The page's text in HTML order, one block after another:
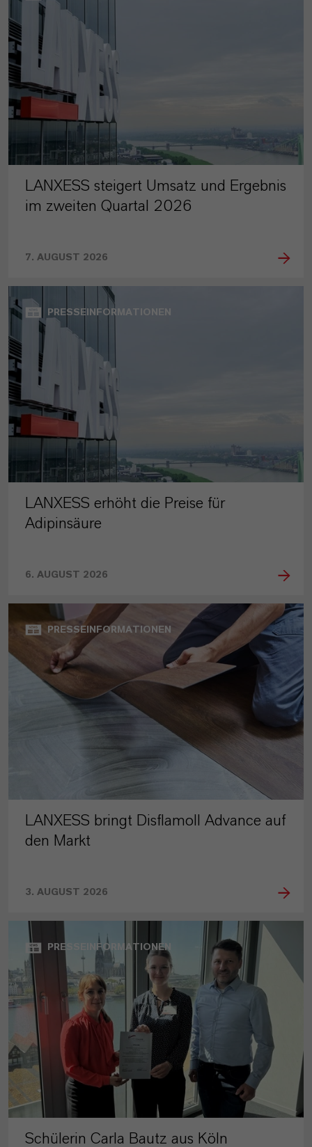
LANXESS steigert Umsatz und Ergebnis
im zweiten Quartal 2026
7. AUGUST 2026
PRESSEINFORMATIONEN
LANXESS erhöht die Preise für
Adipinsäure
6. AUGUST 2026
PRESSEINFORMATIONEN
LANXESS bringt Disflamoll Advance auf
den Markt
3. AUGUST 2026
PRESSEINFORMATIONEN
Schülerin Carla Bautz aus Köln